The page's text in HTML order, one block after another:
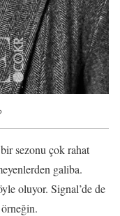
sezonu çok rahat
galiba.
oluyor. Signal’de de